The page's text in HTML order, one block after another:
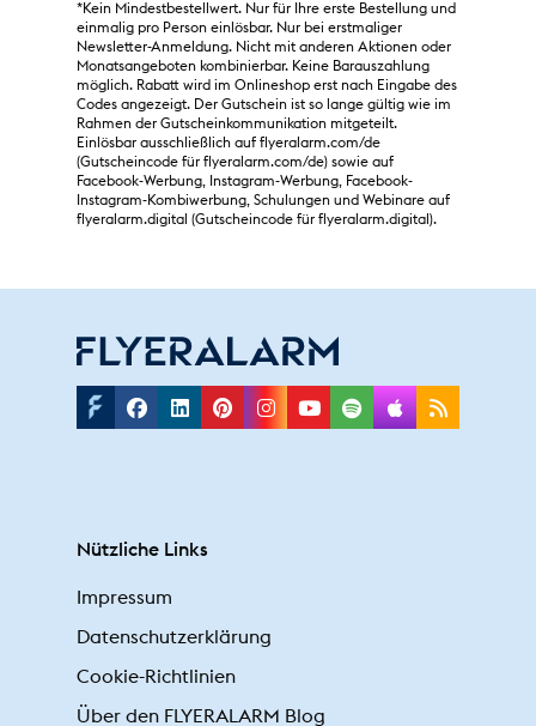
*Kein Mindestbestellwert. Nur für Ihre erste Bestellung und
einmalig pro Person einlösbar. Nur bei erstmaliger
Newsletter-Anmeldung. Nicht mit anderen Aktionen oder
Monatsangeboten kombinierbar. Keine Barauszahlung
möglich. Rabatt wird im Onlineshop erst nach Eingabe des
Codes angezeigt. Der Gutschein ist so lange gültig wie im
Rahmen der Gutscheinkommunikation mitgeteilt.
Einlösbar ausschließlich auf flyeralarm.com/de
(Gutscheincode für flyeralarm.com/de) sowie auf
Facebook-Werbung, Instagram-Werbung, Facebook-
Instagram-Kombiwerbung, Schulungen und Webinare auf
flyeralarm.digital (Gutscheincode für flyeralarm.digital).
Facebook
Linkedin
Pinterest
Instagram
Youtube
SpotifyRss
Nützliche Links
Impressum
Datenschutzerklärung
Cookie-Richtlinien
Über den FLYERALARM Blog